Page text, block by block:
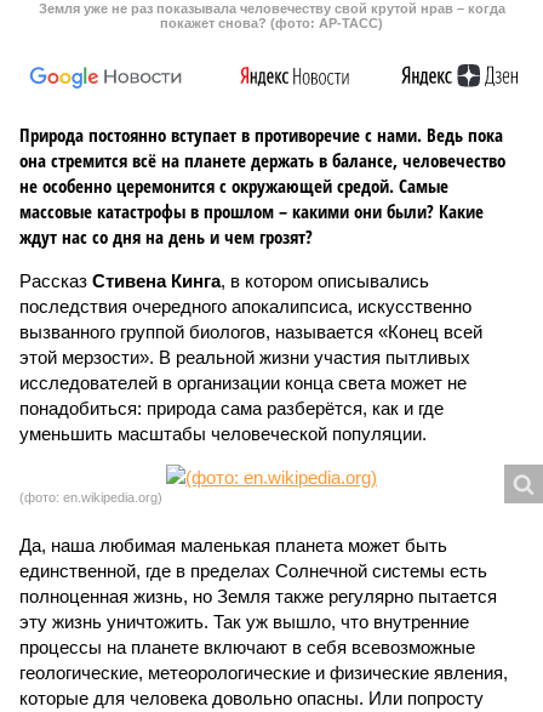
Земля уже не раз показывала человечеству свой крутой нрав – когда
покажет снова? (фото: АР-ТАСС)
Природа постоянно вступает в противоречие с нами. Ведь пока
она стремится всё на планете держать в балансе, человечество
не особенно церемонится с окружающей средой. Самые
массовые катастрофы в прошлом – какими они были? Какие
ждут нас со дня на день и чем грозят?
Рассказ Стивена Кинга, в котором описывались
последствия очередного апокалипсиса, искусственно
вызванного группой биологов, называется «Конец всей
этой мерзости». В реальной жизни участия пытливых
исследователей в организации конца света может не
понадобиться: природа сама разберётся, как и где
уменьшить масштабы человеческой популяции.
(фото: en.wikipedia.org)
Да, наша любимая маленькая планета может быть
единственной, где в пределах Солнечной системы есть
полноценная жизнь, но Земля также регулярно пытается
эту жизнь уничтожить. Так уж вышло, что внутренние
процессы на планете включают в себя всевозможные
геологические, метеорологические и физические явления,
которые для человека довольно опасны. Или попросту